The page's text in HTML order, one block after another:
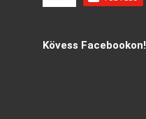
Kövess Facebookon!